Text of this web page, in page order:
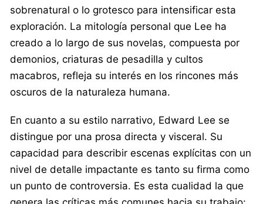
sobrenatural o lo grotesco para intensificar esta
exploración. La mitología personal que Lee ha
creado a lo largo de sus novelas, compuesta por
demonios, criaturas de pesadilla y cultos
macabros, refleja su interés en los rincones más
oscuros de la naturaleza humana.
En cuanto a su estilo narrativo, Edward Lee se
distingue por una prosa directa y visceral. Su
capacidad para describir escenas explícitas con un
nivel de detalle impactante es tanto su firma como
un punto de controversia. Es esta cualidad la que